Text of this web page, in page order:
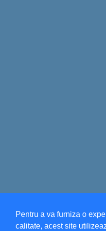
Pentru a va furniza o
calitate, acest site